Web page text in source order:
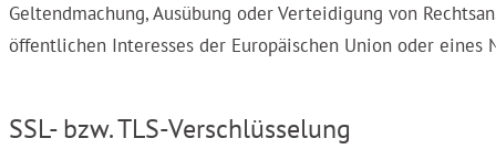
Geltendmachung, Ausübung oder Verteidigung von
öffentlichen Interesses der Europäischen Union oder
SSL- bzw. TLS-Verschlüsselung